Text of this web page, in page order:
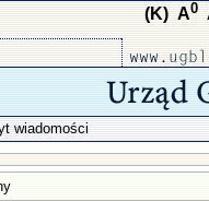
(K) A0
wiadomości